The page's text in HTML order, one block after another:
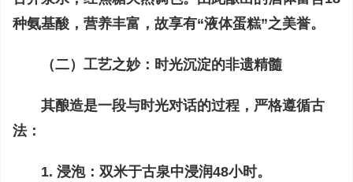
种氨基酸，营养丰富，故享有“液体蛋糕”之美誉。
（二）工艺之妙：时光沉淀的非遗精髓
其酿造是一段与时光对话的过程，严格遵循古
法：
1. 浸泡：双米于古泉中浸润48小时。